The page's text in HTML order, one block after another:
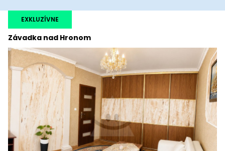
Závadka nad Hronom
EXKLUZÍVNE